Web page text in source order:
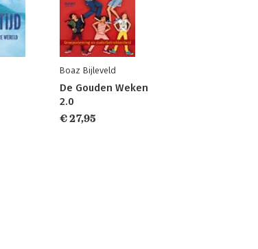
Boaz Bijleveld
De Gouden Weken
2.0
€ 27,95